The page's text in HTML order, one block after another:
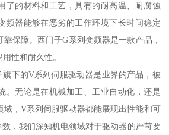
了的材料和工艺，具有的耐高温、耐腐蚀
频器能够在恶劣的工作环境下长时间稳定
保障。西门子G系列变频器是一款产品，
性和耐久性。
的V系列伺服驱动器是业界的产品，被
。无论是在机械加工、工业自动化，还是
域，V系列伺服驱动器都能展现出性能和可
，我们深知机电领域对于驱动器的严苛要